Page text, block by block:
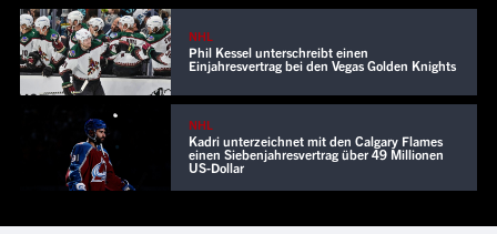
NHL
Phil Kessel unterschreibt einen
Einjahresvertrag bei den Vegas Golden Knights
NHL
Kadri unterzeichnet mit den Calgary Flames
einen Siebenjahresvertrag über 49 Millionen
US-Dollar